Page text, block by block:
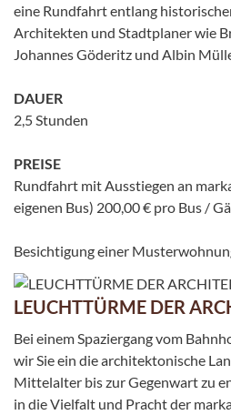
eine Rundfahrt entlang
Architekten und Stadtplaner wie
Johannes Göderitz und Albin
DAUER
2,5 Stunden
PREISE
Rundfahrt mit Ausstiegen an
eigenen Bus) 200,00 € pro Bus /
Besichtigung einer
LEUCHTTÜRME DER
Bei einem Spaziergang vom
wir Sie ein die architektonische
Mittelalter bis zur Gegenwart zu
in die Vielfalt und Pracht der